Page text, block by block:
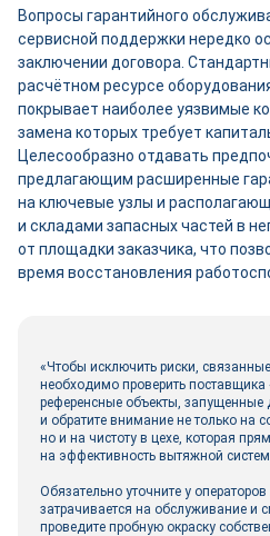
Вопросы гарантийного
сервисной поддержки нередко
заключении договора.
расчётном ресурсе
покрывает наиболее уязвимые
замена которых требует
Целесообразно отдавать
предлагающим расширенные
на ключевые узлы и
и складами запасных частей в
от площадки заказчика, что
время восстановления
«Чтобы исключить риски,
необходимо проверить поставщика
референсные объекты, запущенные
и обратите внимание не только на
но и на чистоту в цехе, которая
на эффективность вытяжной
Обязательно уточните у
затрачивается на обслуживание и
проведите пробную окраску